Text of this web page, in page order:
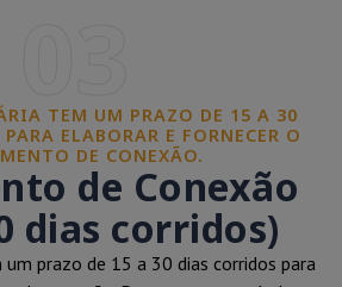
TEM UM PRAZO DE 15 A 30
ELABORAR E FORNECER O
DE CONEXÃO.
de Conexão
dias corridos)
prazo de 15 a 30 dias corridos para